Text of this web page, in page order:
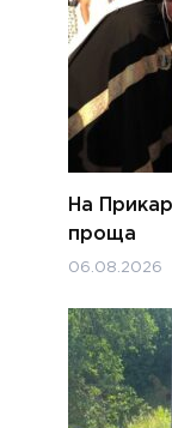
На
проща
06.08.2026